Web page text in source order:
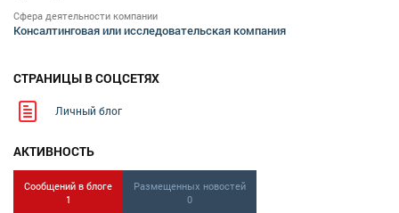
Сфера деятельности компании
Консалтинговая или исследовательская компания
СТРАНИЦЫ В СОЦСЕТЯХ
Личный блог
АКТИВНОСТЬ
Сообщений в блоге
1
Размещенных новостей
0